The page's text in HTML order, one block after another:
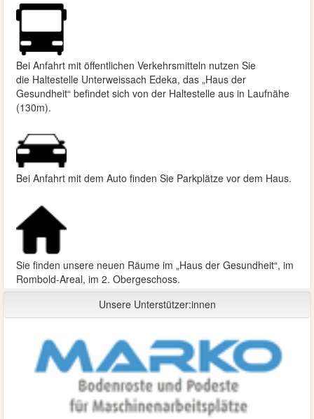
Bei Anfahrt mit öffentlichen Verkehrsmitteln nutzen Sie
die Haltestelle Unterweissach Edeka, das „Haus der
Gesundheit“ befindet sich von der Haltestelle aus in Laufnähe
(130m).
Bei Anfahrt mit dem Auto finden Sie Parkplätze vor dem Haus.
Sie finden unsere neuen Räume im „Haus der Gesundheit“, im
Rombold-Areal, im 2. Obergeschoss.
Unsere Unterstützer:innen